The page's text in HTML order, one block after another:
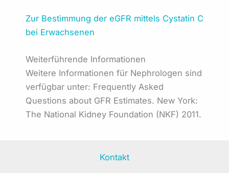
Zur Bestimmung der eGFR mittels Cystatin C
bei Erwachsenen
Weiterführende Informationen
Weitere Informationen für Nephrologen sind
verfügbar unter: Frequently Asked
Questions about GFR Estimates. New York:
The National Kidney Foundation (NKF) 2011.
Kontakt